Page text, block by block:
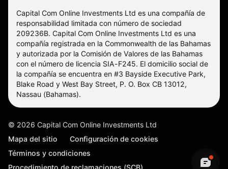
Capital Com Online Investments Ltd es una compañía de
responsabilidad limitada con número de sociedad
209236B. Capital Com Online Investments Ltd es una
compañía registrada en la Commonwealth de las Bahamas
y autorizada por la Comisión de Valores de las Bahamas
con el número de licencia SIA-F245. El domicilio social de
la compañía se encuentra en #3 Bayside Executive Park,
Blake Road y West Bay Street, P. O. Box CB 13012,
Nassau (Bahamas).
© 2026 Capital Com Online Investments Ltd
Mapa del sitio
Configuración de cookies
Términos y condiciones
Procedimiento de reclamaciones (SCB)